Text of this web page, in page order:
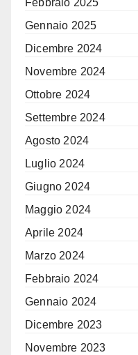
Febbraio 2025
Gennaio 2025
Dicembre 2024
Novembre 2024
Ottobre 2024
Settembre 2024
Agosto 2024
Luglio 2024
Giugno 2024
Maggio 2024
Aprile 2024
Marzo 2024
Febbraio 2024
Gennaio 2024
Dicembre 2023
Novembre 2023